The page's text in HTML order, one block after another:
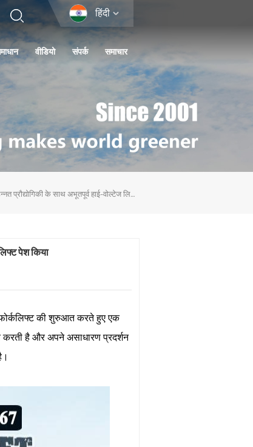
हिंदी
वीडियो संपर्क समाचार
एलटीएमजी ने उन्नत प्रौद्योगिकी के साथ अभूतपूर्व हाई-वोल्टेज लिथियम-आयन फोर्कलिफ्ट पेश किया
पेश किया
की शुरुआत करते हुए एक
करती है और अपने असाधारण प्रदर्शन